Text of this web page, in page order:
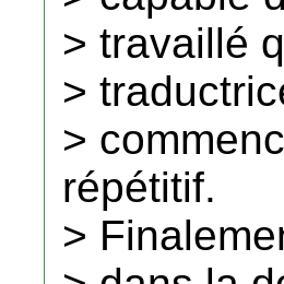
> travaillé
>
>
répétitif.
>